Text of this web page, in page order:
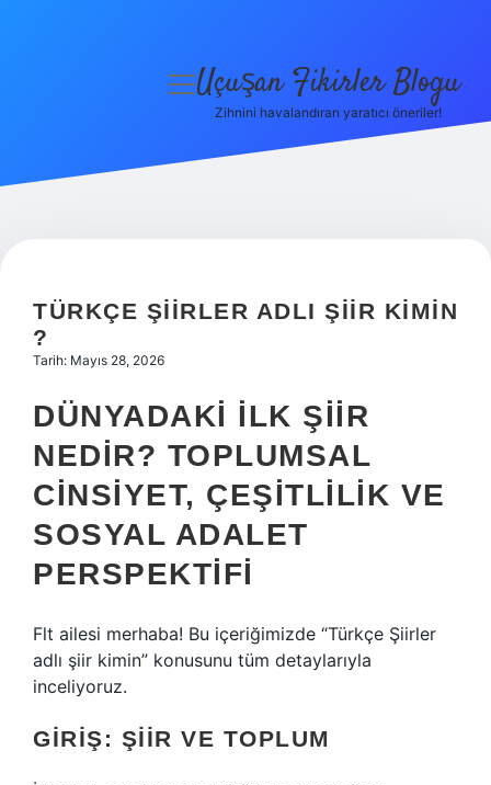
Hakkımızda
menüyü
Uçuşan Fikirler Blogu
Zihnini havalandıran yaratıcı öneriler!
TÜRKÇE ŞIIRLER ADLI ŞIIR KIMIN
?
Tarih: Mayıs 28, 2026
DÜNYADAKI İLK ŞIIR
NEDIR? TOPLUMSAL
CINSIYET, ÇEŞITLILIK VE
SOSYAL ADALET
PERSPEKTIFI
Flt ailesi merhaba! Bu içeriğimizde “Türkçe Şiirler
adlı şiir kimin” konusunu tüm detaylarıyla
inceliyoruz.
GIRIŞ: ŞIIR VE TOPLUM